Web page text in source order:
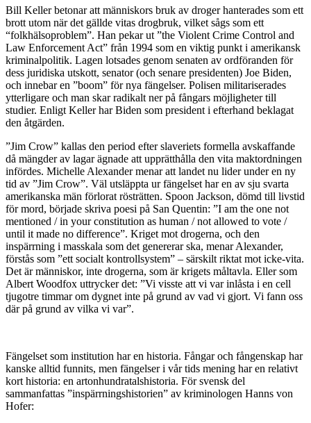
Bill Keller betonar att människors bruk av droger hanterades som ett
brott utom när det gällde vitas drogbruk, vilket sågs som ett
“folkhälsoproblem”. Han pekar ut ”the Violent Crime Control and
Law Enforcement Act” från 1994 som en viktig punkt i amerikansk
kriminalpolitik. Lagen lotsades genom senaten av ordföranden för
dess juridiska utskott, senator (och senare presidenten) Joe Biden,
och innebar en ”boom” för nya fängelser. Polisen militariserades
ytterligare och man skar radikalt ner på fångars möjligheter till
studier. Enligt Keller har Biden som president i efterhand beklagat
den åtgärden.
”Jim Crow” kallas den period efter slaveriets formella avskaffande
då mängder av lagar ägnade att upprätthålla den vita maktordningen
infördes. Michelle Alexander menar att landet nu lider under en ny
tid av ”Jim Crow”. Väl utsläppta ur fängelset har en av sju svarta
amerikanska män förlorat rösträtten. Spoon Jackson, dömd till livstid
för mord, började skriva poesi på San Quentin: ”I am the one not
mentioned / in your constitution as human / not allowed to vote /
until it made no difference”. Kriget mot drogerna, och den
inspärrning i masskala som det genererar ska, menar Alexander,
förstås som ”ett socialt kontrollsystem” – särskilt riktat mot icke-vita.
Det är människor, inte drogerna, som är krigets måltavla. Eller som
Albert Woodfox uttrycker det: ”Vi visste att vi var inlåsta i en cell
tjugotre timmar om dygnet inte på grund av vad vi gjort. Vi fann oss
där på grund av vilka vi var”.
Fängelset som institution har en historia. Fångar och fångenskap har
kanske alltid funnits, men fängelser i vår tids mening har en relativt
kort historia: en artonhundratalshistoria. För svensk del
sammanfattas ”inspärrningshistorien” av kriminologen Hanns von
Hofer: